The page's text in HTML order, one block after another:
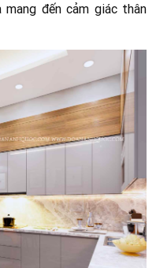
đến cảm giác thân